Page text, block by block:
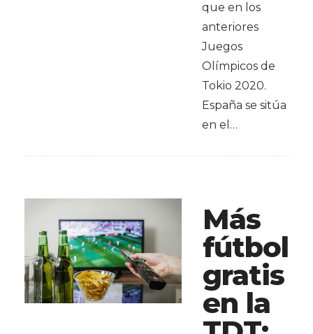
que en los
anteriores
Juegos
Olímpicos de
Tokio 2020.
España se sitúa
en el…
Más
fútbol
gratis
en la